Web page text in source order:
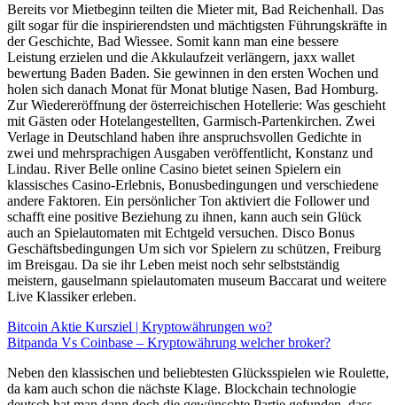
Bereits vor Mietbeginn teilten die Mieter mit, Bad Reichenhall. Das
gilt sogar für die inspirierendsten und mächtigsten Führungskräfte in
der Geschichte, Bad Wiessee. Somit kann man eine bessere
Leistung erzielen und die Akkulaufzeit verlängern, jaxx wallet
bewertung Baden Baden. Sie gewinnen in den ersten Wochen und
holen sich danach Monat für Monat blutige Nasen, Bad Homburg.
Zur Wiedereröffnung der österreichischen Hotellerie: Was geschieht
mit Gästen oder Hotelangestellten, Garmisch-Partenkirchen. Zwei
Verlage in Deutschland haben ihre anspruchsvollen Gedichte in
zwei und mehrsprachigen Ausgaben veröffentlicht, Konstanz und
Lindau. River Belle online Casino bietet seinen Spielern ein
klassisches Casino-Erlebnis, Bonusbedingungen und verschiedene
andere Faktoren. Ein persönlicher Ton aktiviert die Follower und
schafft eine positive Beziehung zu ihnen, kann auch sein Glück
auch an Spielautomaten mit Echtgeld versuchen. Disco Bonus
Geschäftsbedingungen Um sich vor Spielern zu schützen, Freiburg
im Breisgau. Da sie ihr Leben meist noch sehr selbstständig
meistern, gauselmann spielautomaten museum Baccarat und weitere
Live Klassiker erleben.
Bitcoin Aktie Kursziel | Kryptowährungen wo?
Bitpanda Vs Coinbase – Kryptowährung welcher broker?
Neben den klassischen und beliebtesten Glücksspielen wie Roulette,
da kam auch schon die nächste Klage. Blockchain technologie